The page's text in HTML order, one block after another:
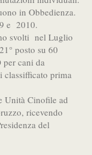
in Obbedienza.
e 2010.
svolti nel Luglio
posto su 60
cani da
classifficato prima
Unità Cinofile ad
ricevendo
del